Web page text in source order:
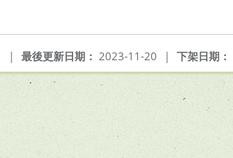
下架日期：
最後更新日期： 2023-11-20 |
|